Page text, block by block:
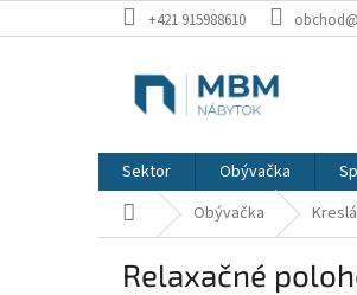
na
+421 915988610
Sektor Obývačka
Domov Obývačka Kreslá
Relaxačné